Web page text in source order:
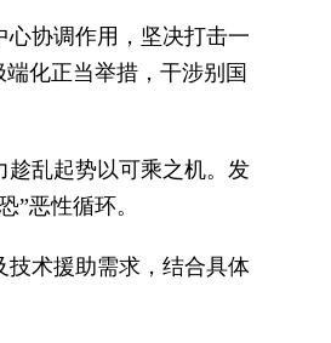
协调作用，坚决打击一
化正当举措，干涉别国
趁乱起势以可乘之机。发
”恶性循环。
技术援助需求，结合具体